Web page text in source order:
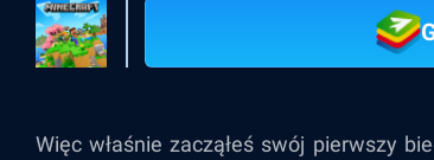
Więc właśnie zacząłeś swój pierwszy